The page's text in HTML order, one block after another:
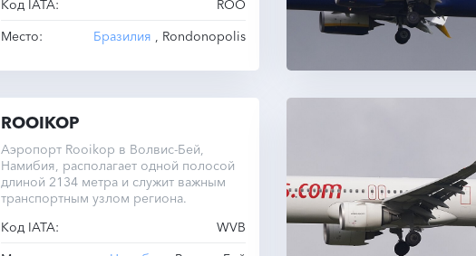
Код IATA:
ROO
Место:
Бразилия , Rondonopolis
ROOIKOP
Аэропорт Rooikop в Волвис-Бей,
Намибия, располагает одной полосой
длиной 2134 метра и служит важным
транспортным узлом региона.
Код IATA:
WVB